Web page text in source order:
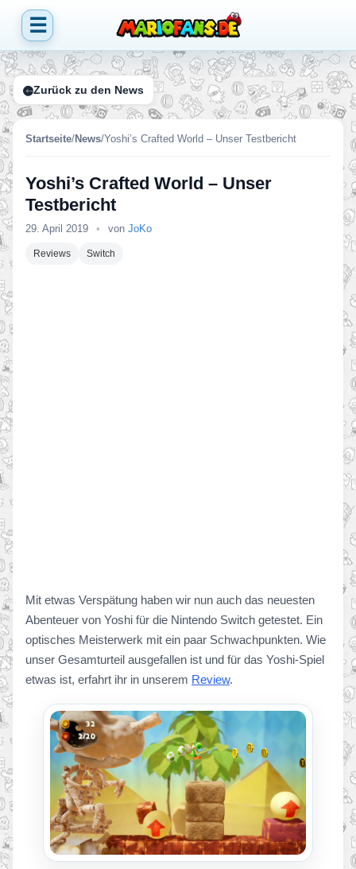
☰
Zurück zu den News
Startseite/News/Yoshi’s Crafted World – Unser Testbericht
Yoshi’s Crafted World – Unser
Testbericht
29. April 2019 • von JoKo
Reviews Switch
Mit etwas Verspätung haben wir nun auch das neuesten
Abenteuer von Yoshi für die Nintendo Switch getestet. Ein
optisches Meisterwerk mit ein paar Schwachpunkten. Wie
unser Gesamturteil ausgefallen ist und für das Yoshi-Spiel
etwas ist, erfahrt ihr in unserem Review.